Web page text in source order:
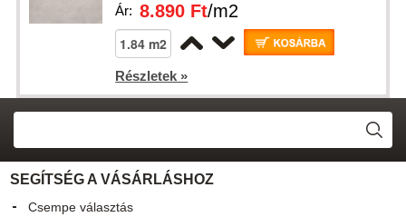
Ár:8.890 Ft/m2
Részletek »
SEGÍTSÉG A VÁSÁRLÁSHOZ
Csempe választás